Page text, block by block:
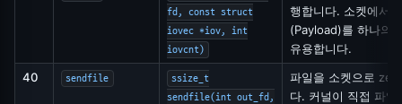
fd, const struct
iovec *iov, int
iovcnt)
행합니다. 소켓에서
(Payload)를 하나의
유용합니다.
40
sendfile
ssize_t
sendfile(int out_fd,
파일을 소켓으로
다. 커널이 직접 파